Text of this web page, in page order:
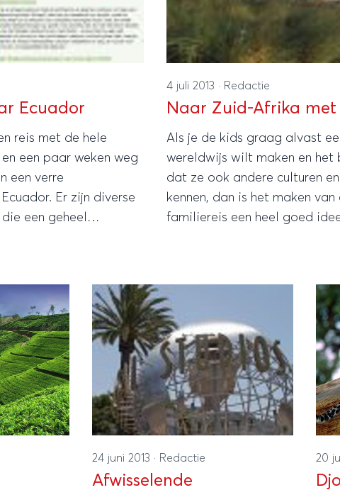
Ecuador
reis met de hele
een paar weken weg
een verre
Er zijn diverse
een geheel
4 juli 2013 · Redactie
Naar Zuid-Afrika met
Als je de kids graag alvast
wereldwijs wilt maken en het
dat ze ook andere culturen
kennen, dan is het maken van
familiereis een heel goed
24 juni 2013 · Redactie
Afwisselende
20